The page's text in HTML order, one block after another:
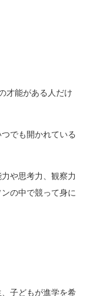
才能がある人だけ
でも開かれている
や思考力、観察力
の中で競って身に
子どもが進学を希